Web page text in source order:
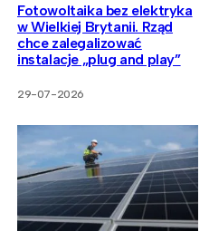
Fotowoltaika bez elektryka
w Wielkiej Brytanii. Rząd
chce zalegalizować
instalacje „plug and play”
29-07-2026